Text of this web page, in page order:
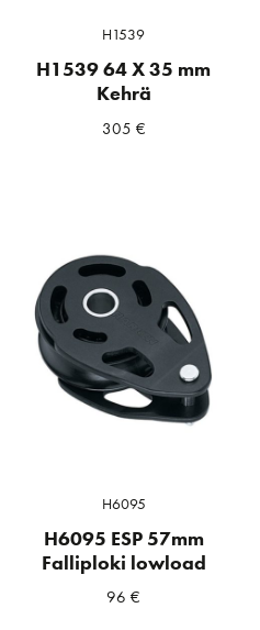
H1539
H1539 64 X 35 mm
Kehrä
305 €
H6095
H6095 ESP 57mm
Falliploki lowload
96€